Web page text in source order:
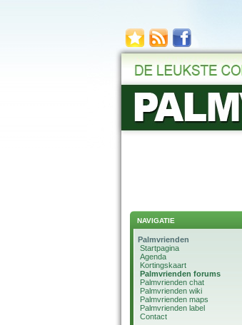
NAVIGATIE
Palmvrienden
Startpagina
Agenda
Kortingskaart
Palmvrienden forums
Palmvrienden chat
Palmvrienden wiki
Palmvrienden maps
Palmvrienden label
Contact